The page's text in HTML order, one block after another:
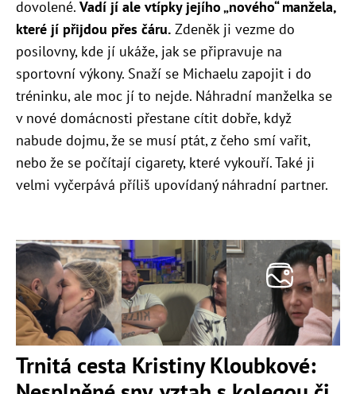
dovolené. Vadí jí ale vtípky jejího „nového“ manžela,
které jí přijdou přes čáru. Zdeněk ji vezme do
posilovny, kde jí ukáže, jak se připravuje na
sportovní výkony. Snaží se Michaelu zapojit i do
tréninku, ale moc jí to nejde. Náhradní manželka se
v nové domácnosti přestane cítit dobře, když
nabude dojmu, že se musí ptát, z čeho smí vařit,
nebo že se počítají cigarety, které vykouří. Také ji
velmi vyčerpává příliš upovídaný náhradní partner.
Trnitá cesta Kristiny Kloubkové: